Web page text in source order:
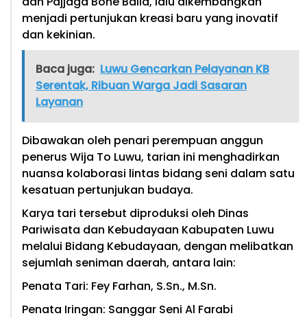
menjadi pertunjukan kreasi baru yang inovatif
dan kekinian.
Baca juga: Luwu Gencarkan Pelayanan KB
Serentak, Ribuan Warga Jadi Sasaran
Layanan
Dibawakan oleh penari perempuan anggun
penerus Wija To Luwu, tarian ini menghadirkan
nuansa kolaborasi lintas bidang seni dalam satu
kesatuan pertunjukan budaya.
Karya tari tersebut diproduksi oleh Dinas
Pariwisata dan Kebudayaan Kabupaten Luwu
melalui Bidang Kebudayaan, dengan melibatkan
sejumlah seniman daerah, antara lain:
Penata Tari: Fey Farhan, S.Sn., M.Sn.
Penata Iringan: Sanggar Seni Al Farabi